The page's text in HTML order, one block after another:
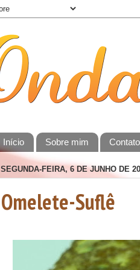
Início Sobre mim Contato
SEGUNDA-FEIRA, 6 DE JUNHO DE
Omelete-Suflê